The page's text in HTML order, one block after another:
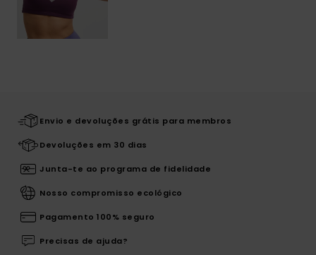
Envio e devoluções grátis para membros
Devoluções em 30 dias
Junta-te ao programa de fidelidade
Nosso compromisso ecológico
Pagamento 100% seguro
Precisas de ajuda?